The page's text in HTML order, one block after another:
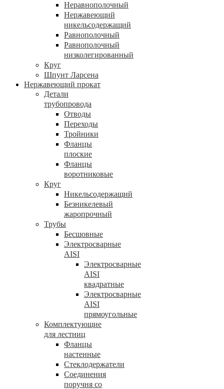
Неравнополочный
Нержавеющий
никельсодержащий
Равнополочный
Равнополочный
низколегированный
Круг
Шпунт Ларсена
Нержавеющий прокат
Детали
трубопровода
Отводы
Переходы
Тройники
Фланцы
плоские
Фланцы
воротниковые
Круг
Никельсодержащий
Безникелевый
жаропрочный
Трубы
Бесшовные
Электросварные
AISI
Электросварные
AISI
квадратные
Электросварные
AISI
прямоугольные
Комплектующие
для лестниц
Фланцы
настенные
Стеклодержатели
Соединения
поручня со